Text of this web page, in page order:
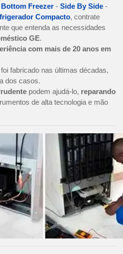
Bottom Freezer - Side By Side -
Compacto, contrate
que entenda as necessidades
GE.
com mais de 20 anos em
foi fabricado nas últimas décadas,
dos casos.
podem ajudá-lo, reparando
de alta tecnologia e mão